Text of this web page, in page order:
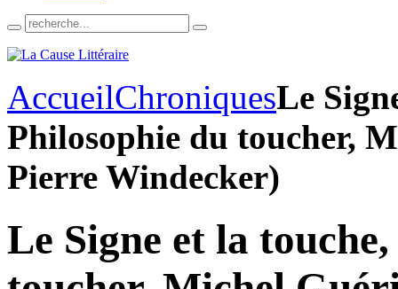
AccueilChroniquesLe
Philosophie du toucher,
Pierre Windecker)
Le Signe et la